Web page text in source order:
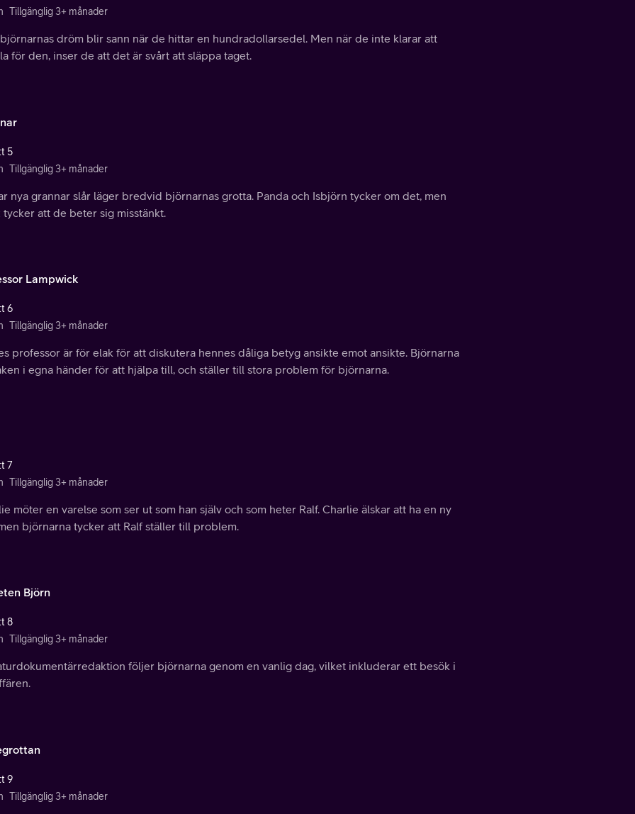
Tillgänglig 3+ månader
dröm blir sann när de hittar en hundradollarsedel. Men när de inte klarar att
för den, inser de att det är svårt att släppa taget.
5
Tillgänglig 3+ månader
nya grannar slår läger bredvid björnarnas grotta. Panda och Isbjörn tycker om det, men
tycker att de beter sig misstänkt.
Lampwick
6
Tillgänglig 3+ månader
professor är för elak för att diskutera hennes dåliga betyg ansikte emot ansikte. Björnarna
i egna händer för att hjälpa till, och ställer till stora problem för björnarna.
7
Tillgänglig 3+ månader
möter en varelse som ser ut som han själv och som heter Ralf. Charlie älskar att ha en ny
björnarna tycker att Ralf ställer till problem.
Björn
8
Tillgänglig 3+ månader
följer björnarna genom en vanlig dag, vilket inkluderar ett besök i
9
Tillgänglig 3+ månader